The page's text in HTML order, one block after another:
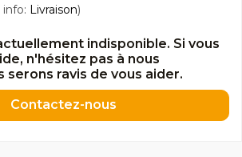
Livraison)
indisponible. Si vous
n'hésitez pas à nous
serons ravis de vous aider.
Contactez-nous